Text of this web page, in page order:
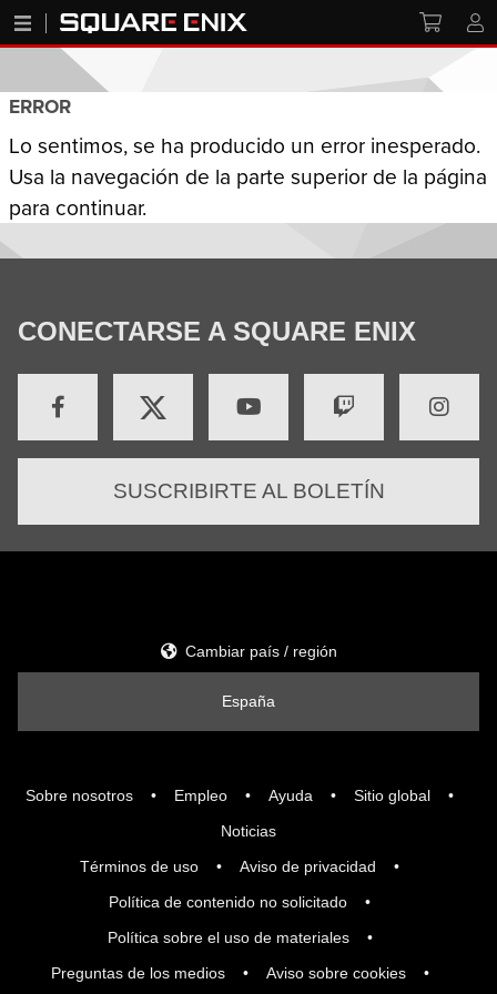
ERROR
Lo sentimos, se ha producido un error inesperado.
Usa la navegación de la parte superior de la página
para continuar.
CONECTARSE A SQUARE ENIX
SUSCRIBIRTE AL BOLETÍN
Sobre nosotros Empleo Ayuda
Sitio global
Noticias
Términos de uso
Aviso de privacidad
Política de contenido no solicitado
Política sobre el uso de materiales
Preguntas de los medios
Aviso sobre cookies
Cambiar país / región
España